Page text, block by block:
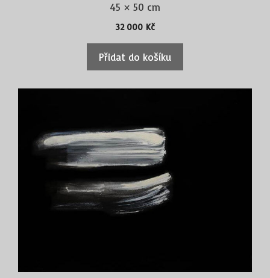
45 × 50 cm
32 000 Kč
Přidat do košíku